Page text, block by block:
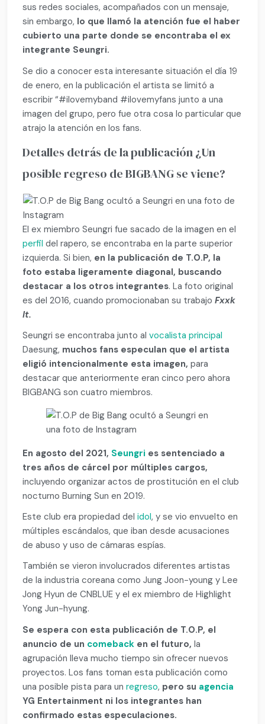
sus redes sociales, acompañados con un mensaje,
sin embargo, lo que llamó la atención fue el haber
cubierto una parte donde se encontraba el ex
integrante Seungri.
Se dio a conocer esta interesante situación el día 19
de enero, en la publicación el artista se limitó a
escribir “#ilovemyband #ilovemyfans junto a una
imagen del grupo, pero fue otra cosa lo particular que
atrajo la atención en los fans.
Detalles detrás de la publicación ¿Un
posible regreso de BIGBANG se viene?
El ex miembro Seungri fue sacado de la imagen en el
perfil del rapero, se encontraba en la parte superior
izquierda. Si bien, en la publicación de T.O.P, la
foto estaba ligeramente diagonal, buscando
destacar a los otros integrantes. La foto original
es del 2016, cuando promocionaban su trabajoFxxk
It.
Seungri se encontraba junto alvocalista principal
Daesung, muchos fans especulan que el artista
eligió intencionalmente esta imagen,para
destacar que anteriormente eran cinco pero ahora
BIGBANG son cuatro miembros.
En agosto del 2021, Seungri es sentenciado a
tres años de cárcel por múltiples cargos,
incluyendo organizar actos de prostitución en el club
nocturno Burning Sun en 2019.
Este club era propiedad delidol, y se vio envuelto en
múltiples escándalos, que iban desde acusaciones
de abuso y uso de cámaras espías.
También se vieron involucrados diferentes artistas
de la industria coreana como Jung Joon-young y Lee
Jong Hyun de CNBLUE y el ex miembro de Highlight
Yong Jun-hyung.
Se espera con esta publicación de T.O.P, el
anuncio de un comeback en el futuro,la
agrupación lleva mucho tiempo sin ofrecer nuevos
proyectos. Los fans toman esta publicación como
una posible pista para unregreso, pero su agencia
YG Entertainment ni los integrantes han
confirmado estas especulaciones.